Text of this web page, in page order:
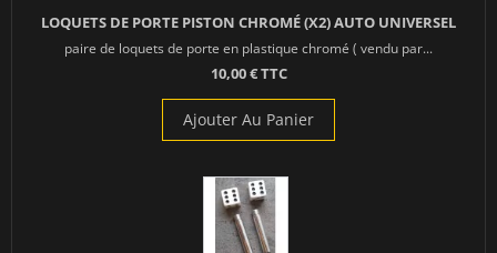
LOQUETS DE PORTE PISTON CHROMÉ (X2) AUTO UNIVERSEL
paire de loquets de porte en plastique chromé ( vendu par...
10,00 € TTC
Ajouter Au Panier